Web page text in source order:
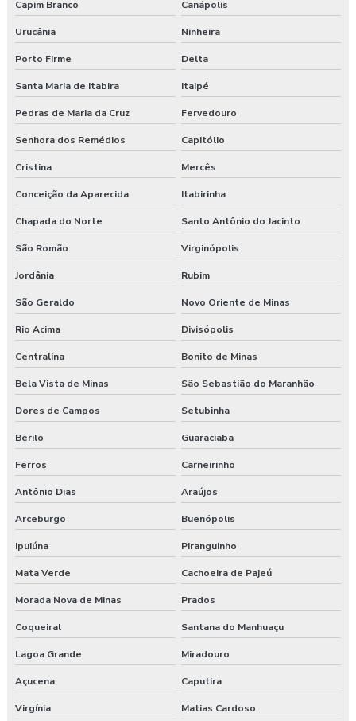
Capim Branco Canápolis
Urucânia Ninheira
Porto Firme Delta
Santa Maria de Itabira Itaipé
Pedras de Maria da Cruz Fervedouro
Senhora dos Remédios Capitólio
Cristina Mercês
Conceição da Aparecida Itabirinha
Chapada do Norte Santo Antônio do Jacinto
São Romão Virginópolis
Jordânia Rubim
São Geraldo Novo Oriente de Minas
Rio Acima Divisópolis
Centralina Bonito de Minas
Bela Vista de Minas São Sebastião do Maranhão
Dores de Campos Setubinha
Berilo Guaraciaba
Ferros Carneirinho
Antônio Dias Araújos
Arceburgo Buenópolis
Ipuiúna Piranguinho
Mata Verde Cachoeira de Pajeú
Morada Nova de Minas Prados
Coqueiral Santana do Manhuaçu
Lagoa Grande Miradouro
Açucena Caputira
Virgínia Matias Cardoso